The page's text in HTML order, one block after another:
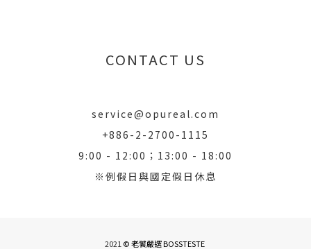
CONTACT US
service@opureal.com
+886-2-2700-1115
9:00 - 12:00；13:00 - 18:00
※例假日與國定假日休息
2021 © 老饕嚴選 BOSSTESTE